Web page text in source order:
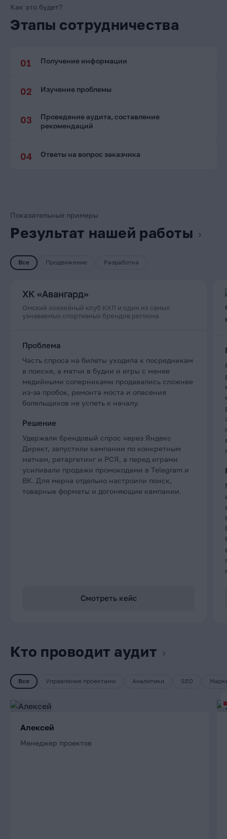
Как это будет?
Этапы сотрудничества
Получение информации
Изучение проблемы
Проведение аудита, составление
рекомендаций
Ответы на вопрос заказчика
Показательные примеры
Результат нашей работы
Все Продвижение Разработка
ХК «Авангард»
Омский хоккейный клуб КХЛ и один из самых
узнаваемых спортивных брендов региона
Смотреть кейс
Проблема
Часть спроса на билеты уходила к посредникам
в поиске, а матчи в будни и игры с менее
медийными соперниками продавались сложнее
из-за пробок, ремонта моста и опасения
болельщиков не успеть к началу.
Решение
Удержали брендовый спрос через Яндекс
Директ, запустили кампании по конкретным
матчам, ретаргетинг и РСЯ, а перед играми
усиливали продажи промокодами в Telegram и
ВК. Для мерча отдельно настроили поиск,
товарные форматы и догоняющие кампании.
Кто проводит аудит
Все Управления проектами Аналитики SEO
Алексей
Менеджер проектов